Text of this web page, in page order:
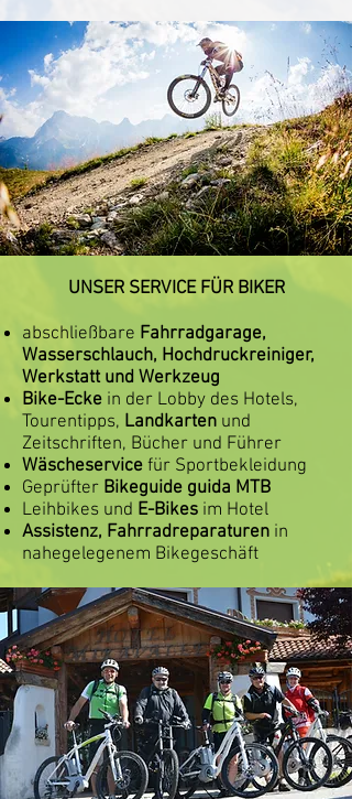
UNSER SERVICE FÜR BIKER
abschließbare Fahrradgarage,
Wasserschlauch, Hochdruckreiniger,
Werkstatt und Werkzeug
Bike-Ecke in der Lobby des Hotels,
Tourentipps, Landkarten und
Zeitschriften, Bücher und Führer
Wäscheservice für Sportbekleidung
Geprüfter Bikeguide guida MTB
Leihbikes und E-Bikes im Hotel
Assistenz, Fahrradreparaturen in
nahegelegenem Bikegeschäft